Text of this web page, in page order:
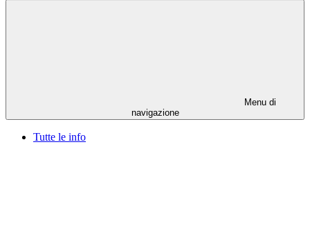
Menu di
navigazione
Tutte le info